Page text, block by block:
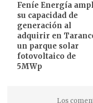
Feníe Energía
su capacidad de
generación al
adquirir en
un parque solar
fotovoltaico de
5MWp
Los